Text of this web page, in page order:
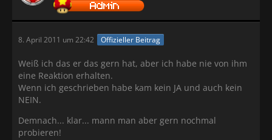
8. April 2011 um 22:42 Offizieller Beitrag
Weiß ich das er das gern hat, aber ich habe nie von ihm
eine Reaktion erhalten.
Wenn ich geschrieben habe kam kein JA und auch kein
NEIN.
Demnach... klar... mann man aber gern nochmal
probieren!